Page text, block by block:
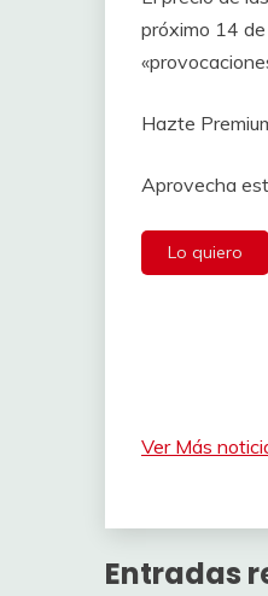
próximo 14
Hazte
Aprovecha
Lo quiero
Ver Más
Entradas